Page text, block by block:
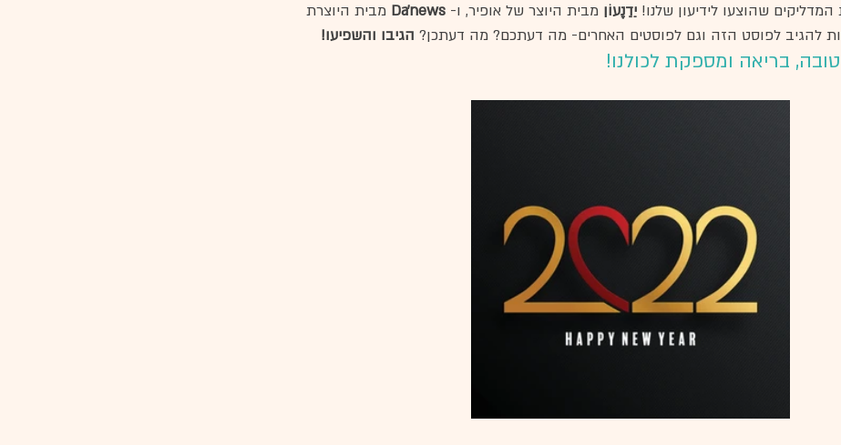
שהוצעו לידיעון שלנו! יֵדַנָעוֹן מבית היוצר של אופיר, ו- Da'news מבית היוצרת
להגיב לפוסט הזה וגם לפוסטים האחרים- מה דעתכם? מה דעתכן? הגיבו והשפיעו!
בריאה ומספקת לכולנו!